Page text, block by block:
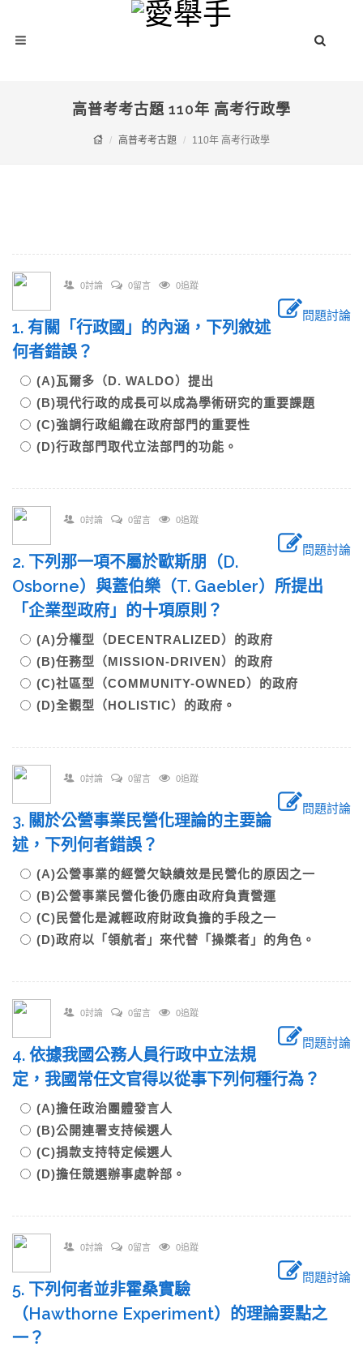
高普考考古題 110年 高考行政學
高普考考古題 110年 高考行政學
0討論 0留言 0追蹤
問題討論
1. 有關「行政國」的內涵，下列敘述
何者錯誤？
(A)瓦爾多（D. WALDO）提出
(B)現代行政的成長可以成為學術研究的重要課題
(C)強調行政組織在政府部門的重要性
(D)行政部門取代立法部門的功能。
0討論 0留言 0追蹤
問題討論
2. 下列那一項不屬於歐斯朋（D.
Osborne）與蓋伯樂（T. Gaebler）所提出
「企業型政府」的十項原則？
(A)分權型（DECENTRALIZED）的政府
(B)任務型（MISSION-DRIVEN）的政府
(C)社區型（COMMUNITY-OWNED）的政府
(D)全觀型（HOLISTIC）的政府。
0討論 0留言 0追蹤
問題討論
3. 關於公營事業民營化理論的主要論
述，下列何者錯誤？
(A)公營事業的經營欠缺績效是民營化的原因之一
(B)公營事業民營化後仍應由政府負責營運
(C)民營化是減輕政府財政負擔的手段之一
(D)政府以「領航者」來代替「操槳者」的角色。
0討論 0留言 0追蹤
問題討論
4. 依據我國公務人員行政中立法規
定，我國常任文官得以從事下列何種行為？
(A)擔任政治團體發言人
(B)公開連署支持候選人
(C)捐款支持特定候選人
(D)擔任競選辦事處幹部。
0討論 0留言 0追蹤
問題討論
5. 下列何者並非霍桑實驗
（Hawthorne Experiment）的理論要點之
一？